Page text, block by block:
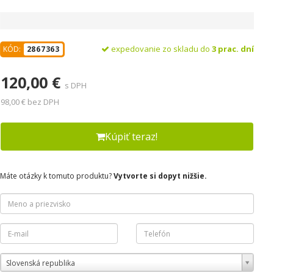
KÓD: 2867363 expedovanie zo skladu do 3 prac. dní
120,00 € s DPH
98,00 € bez DPH
Kúpiť teraz!
Máte otázky k tomuto produktu?Vytvorte si dopyt nižšie.
Slovenská republika